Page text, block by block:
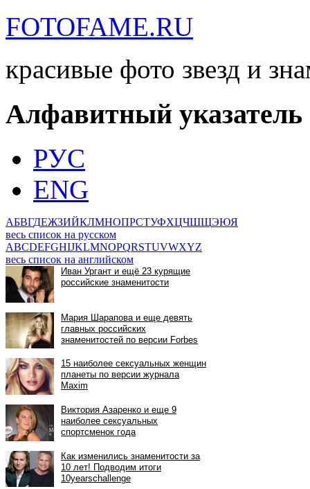
FOTOFAME.RU
красивые фото звезд и
Алфавитный указатель
РУС
ENG
АБВГДЕЖЗИЙКЛМНОПРСТУФХЦЧШЩЭЮЯ
весь список на русском
ABCDEFGHIJKLMNOPQRSTUVWXYZ
весь список на английском